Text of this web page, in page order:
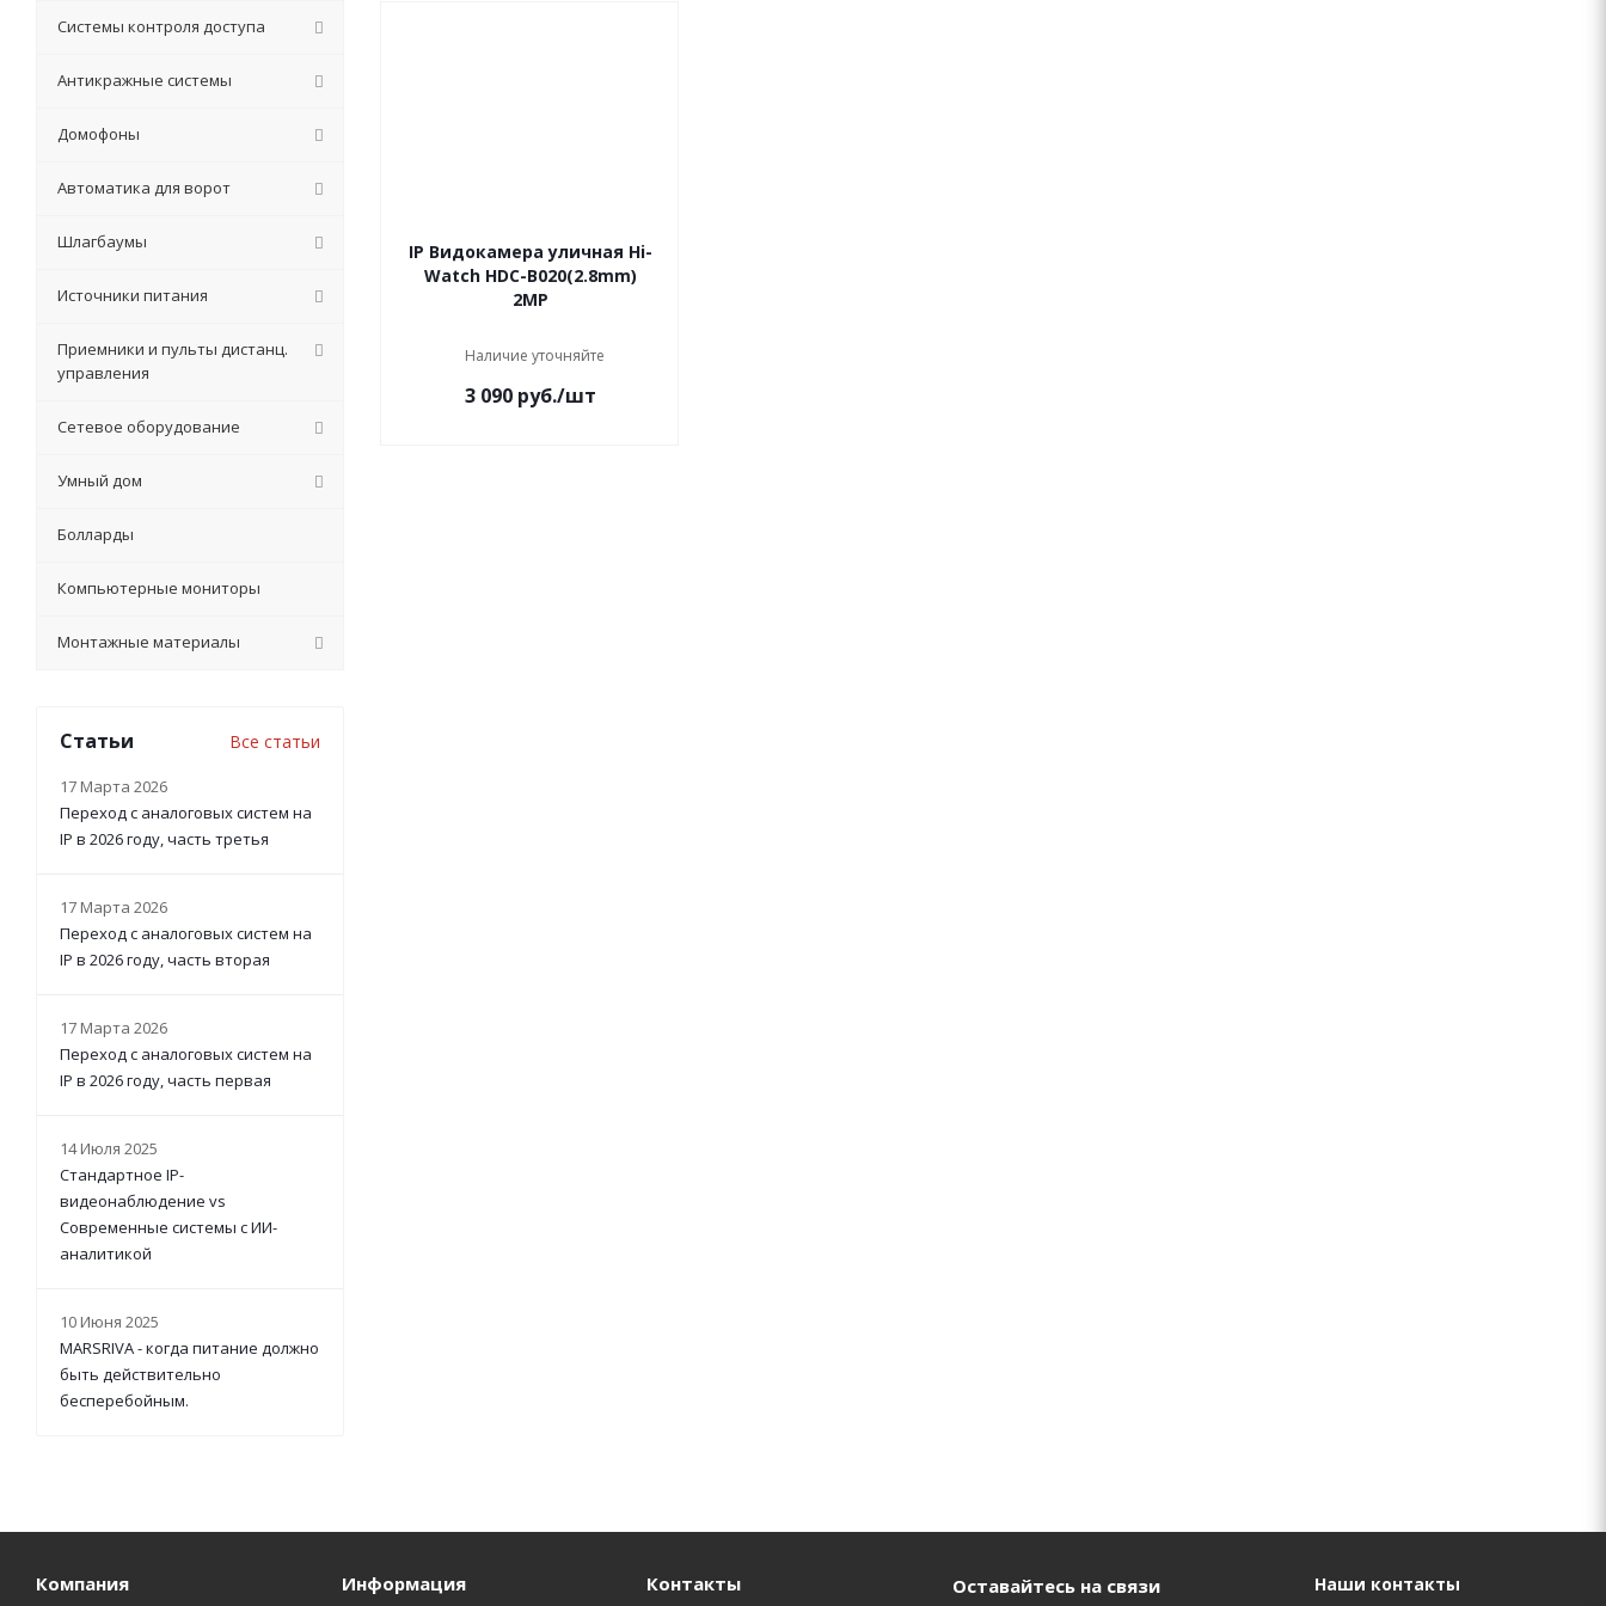
IP Видокамера уличная Hi-
Watch HDC-B020(2.8mm)
2MP
Наличие уточняйте
3 090руб./шт
Системы контроля доступа
Антикражные системы
Домофоны
Автоматика для ворот
Шлагбаумы
Источники питания
Приемники и пульты дистанц.
управления
Сетевое оборудование
Умный дом
Болларды
Компьютерные мониторы
Монтажные материалы
Статьи Все статьи
17 Марта 2026
Переход с аналоговых систем на
IP в 2026 году, часть третья
17 Марта 2026
Переход с аналоговых систем на
IP в 2026 году, часть вторая
17 Марта 2026
Переход с аналоговых систем на
IP в 2026 году, часть первая
14 Июля 2025
Стандартное IP-
видеонаблюдение vs
Современные системы с ИИ-
аналитикой
10 Июня 2025
MARSRIVA - когда питание должно
быть действительно
бесперебойным.
Компания Информация Контакты Оставайтесь на связи Наши контакты